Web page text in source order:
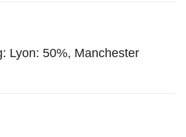
Lyon: 50%, Manchester